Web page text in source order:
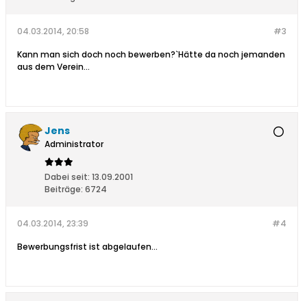
#3
04.03.2014, 20:58
Kann man sich doch noch bewerben?`Hätte da noch jemanden
aus dem Verein...
Jens
Administrator
Dabei seit: 13.09.2001
Beiträge: 6724
#4
04.03.2014, 23:39
Bewerbungsfrist ist abgelaufen...